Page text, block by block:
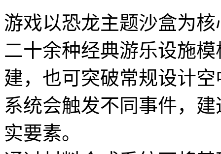
游戏以恐龙主题沙盒为
二十余种经典游乐设施
建，也可突破常规设计
系统会触发不同事件，
实要素。